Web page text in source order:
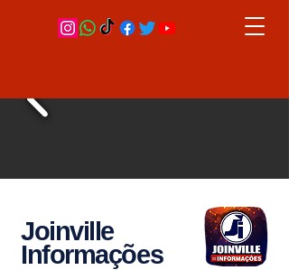
Joinville
Informações